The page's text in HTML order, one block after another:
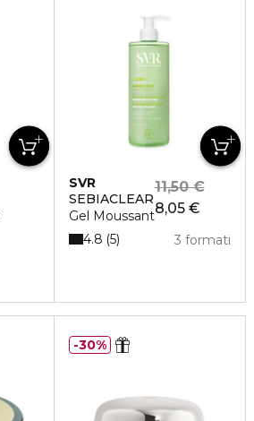
SVR
SEBIACLEAR
Gel Moussant8,05 €
11,50 €
3 formati
4.8 5
30%